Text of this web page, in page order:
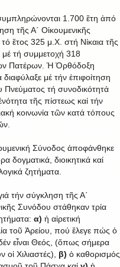
1.700 ἒτη ἀπό
τῆς Α΄ Οἰκουμενικῆς
ἒτος 325 μ.Χ. στή Νίκαια τῆς
μέ τή συμμετοχή 318
Πατέρων. Ἡ Ὀρθόδοξη
διαφύλαξε μέ τήν ἐπιφοίτηση
Πνεύματος τή συνοδικότητά
τῆς πίστεως καί τήν
κοινωνία τῶν κατά τόπους
Σύνοδος ἀποφάνθηκε
δογματικά, διοικητικά καί
ζητήματα.
τήν σύγκληση τῆς Α΄
Συνόδου στάθηκαν τρία
α) ἡ αἱρετική
τοῦ Ἀρείου, πού ἔλεγε πώς ὁ
εἶναι Θεός, (ὅπως σήμερα
οἱ Χιλιαστές), β) ὁ καθορισμός